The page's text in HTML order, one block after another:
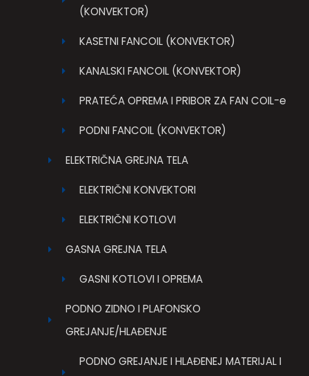
(KONVEKTOR)
KASETNI FANCOIL (KONVEKTOR)
KANALSKI FANCOIL (KONVEKTOR)
PRATEĆA OPREMA I PRIBOR ZA FAN COIL-e
PODNI FANCOIL (KONVEKTOR)
ELEKTRIČNA GREJNA TELA
ELEKTRIČNI KONVEKTORI
ELEKTRIČNI KOTLOVI
GASNA GREJNA TELA
GASNI KOTLOVI I OPREMA
PODNO ZIDNO I PLAFONSKO
GREJANJE/HLAĐENJE
PODNO GREJANJE I HLAĐENEJ MATERIJAL I